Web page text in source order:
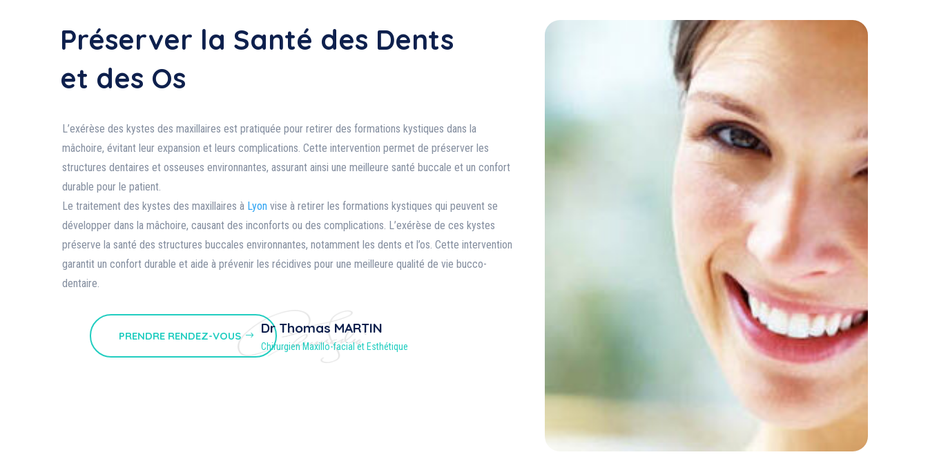
Préserver la Santé des Dents
et des Os
L’exérèse des kystes des maxillaires est pratiquée pour retirer des formations kystiques dans la
mâchoire, évitant leur expansion et leurs complications. Cette intervention permet de préserver les
structures dentaires et osseuses environnantes, assurant ainsi une meilleure santé buccale et un confort
durable pour le patient.
Le traitement des kystes des maxillaires à Lyon vise à retirer les formations kystiques qui peuvent se
développer dans la mâchoire, causant des inconforts ou des complications. L’exérèse de ces kystes
préserve la santé des structures buccales environnantes, notamment les dents et l’os. Cette intervention
garantit un confort durable et aide à prévenir les récidives pour une meilleure qualité de vie bucco-
dentaire.
PRENDRE RENDEZ-VOUS Dr Thomas MARTIN
Chirurgien Maxillo-facial et Esthétique